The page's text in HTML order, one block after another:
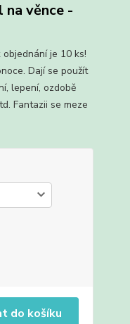
na věnce -
je 10 ks!
Dají se použít
lepení, ozdobě
Fantazii se meze
do košíku